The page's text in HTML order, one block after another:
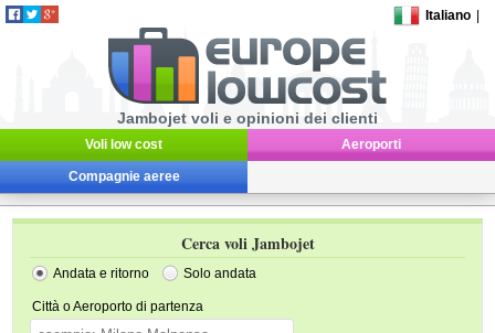
Italiano
Jambojet voli e opinioni dei clienti
Voli low cost Aeroporti
Compagnie aeree
Cerca voli Jambojet
Andata e ritorno Solo andata
Città o Aeroporto di partenza